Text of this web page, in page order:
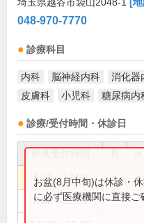
048-970-7770
診療科目
内科 脳神経内科 消化器
皮膚科
小児科 糖尿病内
診療/受付時間・休診日
8:30～12:00 ● ●
8:30～12:30
お盆(8月中旬)は休診・
に必ず医療機関に直接ご